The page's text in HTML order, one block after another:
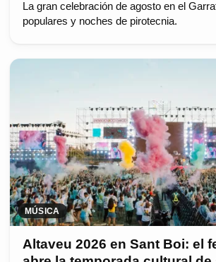
La gran celebración de agosto en el
populares y noches de pirotecnia.
MÚSICA
Altaveu 2026 en Sant Boi: el